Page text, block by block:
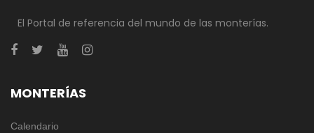
El Portal de referencia del mundo de las monterías.
MONTERÍAS
Calendario